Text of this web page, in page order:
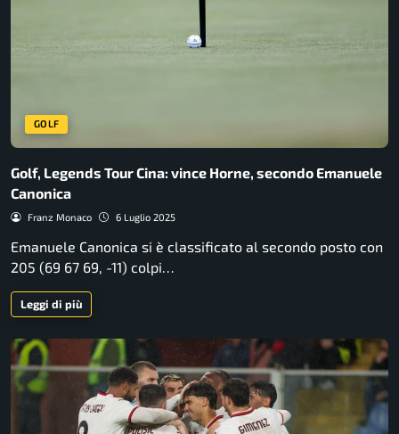
GOLF
Golf, Legends Tour Cina: vince Horne, secondo Emanuele
Canonica
Franz Monaco 6 Luglio 2025
Emanuele Canonica si è classificato al secondo posto con
205 (69 67 69, -11) colpi…
Leggi di più